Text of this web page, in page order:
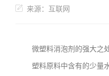
来源：互联网
微塑料消泡剂的强大之处
塑料原料中含有的少量水